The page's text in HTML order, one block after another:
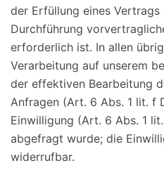
der Erfüllung eines
Durchführung
erforderlich ist. In allen
Verarbeitung auf unserem
der effektiven Bearbeitung
Anfragen (Art. 6 Abs. 1 lit. f
Einwilligung (Art. 6 Abs. 1
abgefragt wurde; die
widerrufbar.